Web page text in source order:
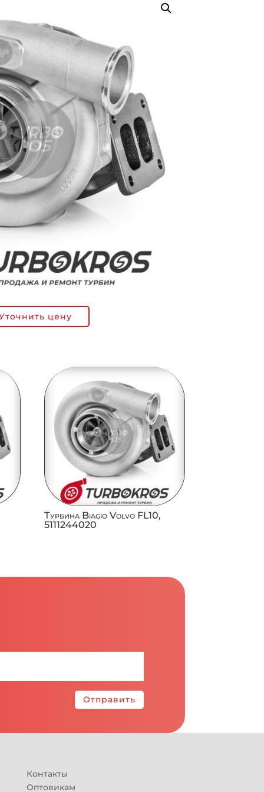
цену
Турбина Biagio Volvo FL10,
5111244020
Отправить
Контакты
Оптовикам